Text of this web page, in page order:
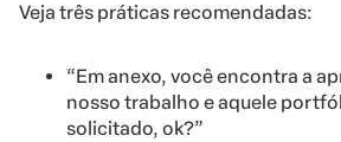
Veja três práticas recomendadas:
“Em anexo, você encontra a
nosso trabalho e aquele
solicitado, ok?”